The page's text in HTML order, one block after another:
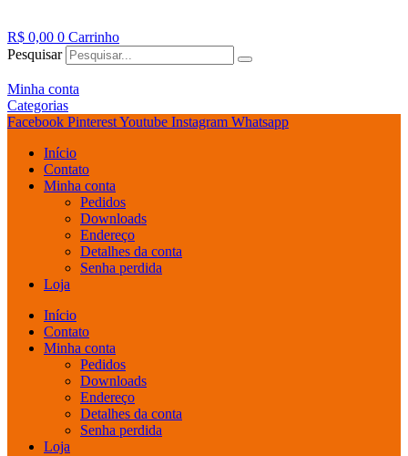
R$ 0,00 0 Carrinho
Pesquisar
Minha conta
Categorias
Facebook PinterestYoutube Instagram Whatsapp
Início
Contato
Minha conta
Pedidos
Downloads
Endereço
Detalhes da conta
Senha perdida
Loja
Início
Contato
Minha conta
Pedidos
Downloads
Endereço
Detalhes da conta
Senha perdida
Loja